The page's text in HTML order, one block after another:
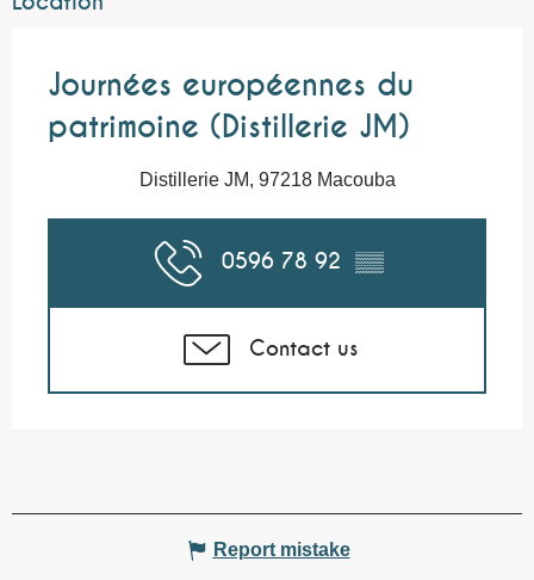
Journées européennes du
patrimoine (Distillerie JM)
Distillerie JM, 97218 Macouba
0596 78 92 ▒▒
Contact us
Report mistake